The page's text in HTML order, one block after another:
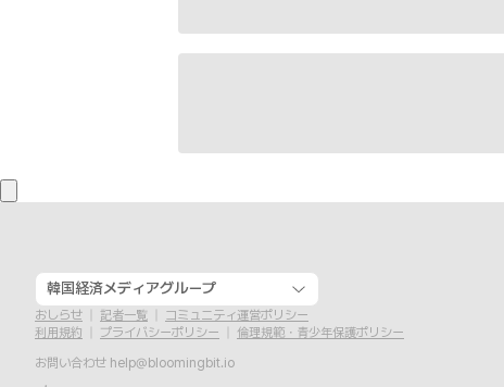
韓国経済メディアグループ
おしらせ 記者一覧
コミュニティ運営ポリシー
利用規約
プライバシーポリシー
倫理規範・青少年保護ポリシー
お問い合わせ help@bloomingbit.io